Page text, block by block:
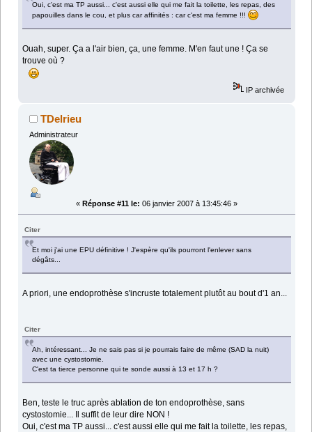
Oui, c'est ma TP aussi... c'est aussi elle qui me fait la toilette, les repas, des
papouilles dans le cou, et plus car affinités : car c'est ma femme !!!
Ouah, super. Ça a l'air bien, ça, une femme. M'en faut une ! Ça se
trouve où ?
IP archivée
TDelrieu
Administrateur
« Réponse #11 le: 06 janvier 2007 à 13:45:46 »
Citer
Et moi j'ai une EPU définitive ! J'espère qu'ils pourront l'enlever sans
dégâts...
A priori, une endoprothèse s'incruste totalement plutôt au bout d'1 an...
Citer
Ah, intéressant... Je ne sais pas si je pourrais faire de même (SAD la nuit)
avec une cystostomie.
C'est ta tierce personne qui te sonde aussi à 13 et 17 h ?
Ben, teste le truc après ablation de ton endoprothèse, sans
cystostomie... Il suffit de leur dire NON !
Oui, c'est ma TP aussi... c'est aussi elle qui me fait la toilette, les repas,